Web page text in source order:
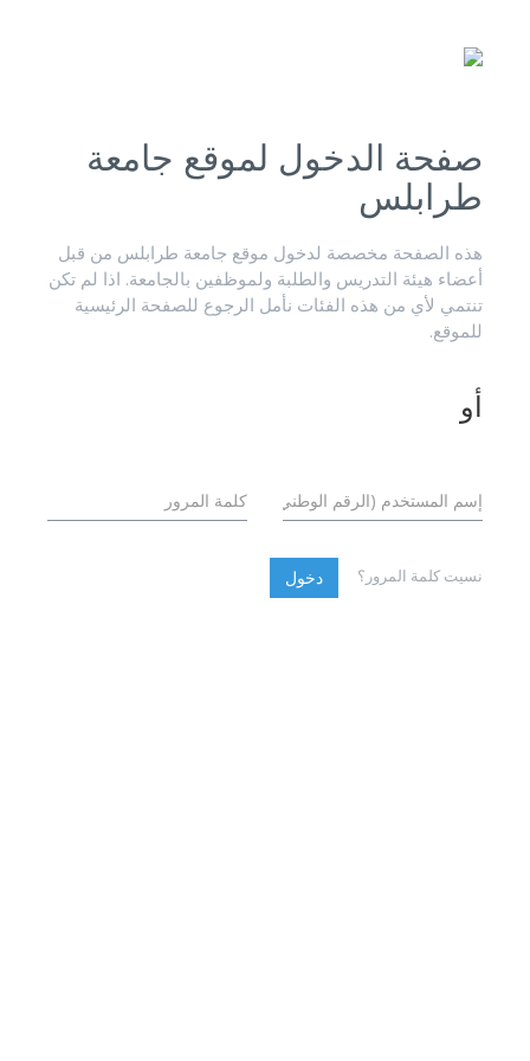
صفحة الدخول لموقع جامعة
طرابلس
هذه الصفحة مخصصة لدخول موقع جامعة طرابلس من قبل
أعضاء هيئة التدريس والطلبة ولموظفين بالجامعة. اذا لم تكن
تنتمي لأي من هذه الفئات نأمل الرجوع للصفحة الرئيسية
للموقع.
أو
نسيت كلمة المرور؟ دخول